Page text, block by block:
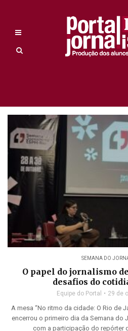
SEMANA DO
O papel do jornalismo
desafios do
Equipe do Portal 29 de
A mesa “No ritmo da cidade: O Rio de
encerrou o primeiro dia da Semana do
com a participação do repórter